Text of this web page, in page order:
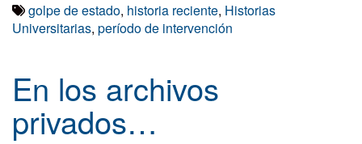
golpe de estado, historia reciente, Historias
Universitarias, período de intervención
En los archivos
privados…